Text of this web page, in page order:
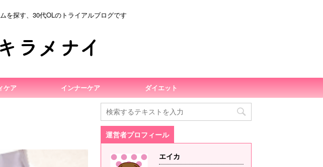
を探す、30代OLのトライアルブログです
ケア インナーケア ダイエット
運営者プロフィール
エイカ